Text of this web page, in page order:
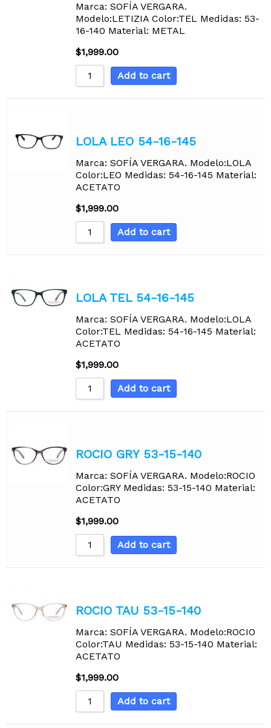
Marca: SOFÍA VERGARA.
Modelo:LETIZIA Color:TEL Medidas: 53-
16-140 Material: METAL
$1,999.00
Add to cart
LOLA LEO 54-16-145
Marca: SOFÍA VERGARA. Modelo:LOLA
Color:LEO Medidas: 54-16-145 Material:
ACETATO
$1,999.00
Add to cart
LOLA TEL 54-16-145
Marca: SOFÍA VERGARA. Modelo:LOLA
Color:TEL Medidas: 54-16-145 Material:
ACETATO
$1,999.00
Add to cart
ROCIO GRY 53-15-140
Marca: SOFÍA VERGARA. Modelo:ROCIO
Color:GRY Medidas: 53-15-140 Material:
ACETATO
$1,999.00
Add to cart
ROCIO TAU 53-15-140
Marca: SOFÍA VERGARA. Modelo:ROCIO
Color:TAU Medidas: 53-15-140 Material:
ACETATO
$1,999.00
Add to cart